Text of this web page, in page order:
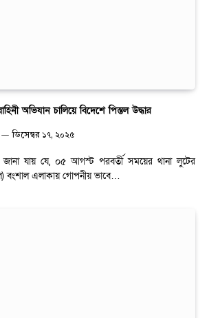
অভিযান চালিয়ে বিদেশে পিস্তল উদ্ধার
ডিসেম্বর ১৭, ২০২৫
জানা যায় যে, ০৫ আগস্ট পরবর্তী সময়ের থানা লুটের
বংশাল এলাকায় গোপনীয় ভাবে…